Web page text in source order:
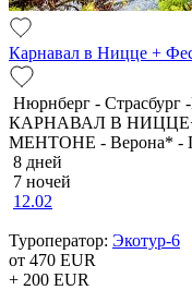
Карнавал в Ницце +
Нюрнберг -
КАРНАВАЛ В
МЕНТОНЕ - Верона* -
8 дней
7 ночей
12.02
Туроператор: Экотур-6
от 470 EUR
+ 200 EUR